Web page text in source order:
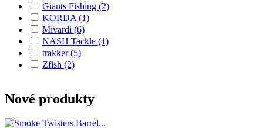
Giants Fishing (2)
KORDA (1)
Mivardi (6)
NASH Tackle (1)
trakker(5)
Zfish (2)
Nové produkty